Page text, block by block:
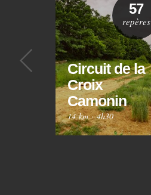
Précédent
Circuit de la
Croix
Camonin
14 km·4h30
57
repères